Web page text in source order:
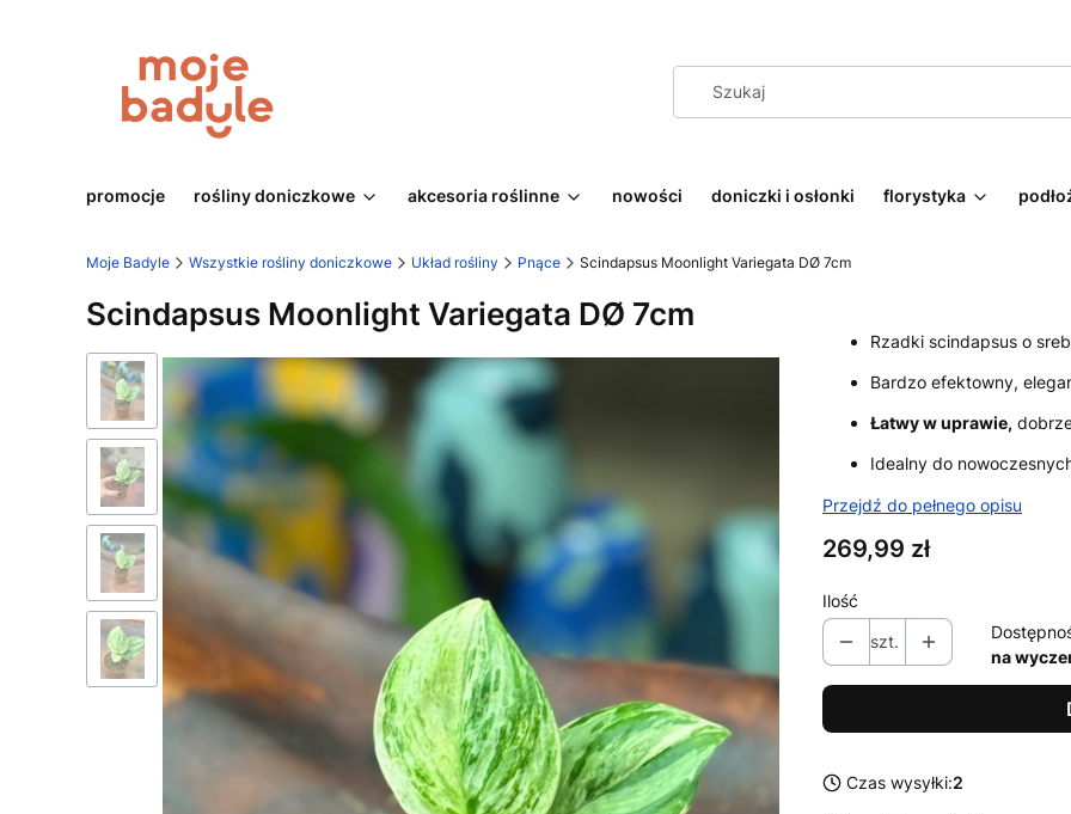
promocje rośliny doniczkowe akcesoria roślinne nowości doniczki i osłonki florystyka
Moje Badyle Wszystkie rośliny doniczkowe Układ rośliny Pnące Scindapsus Moonlight Variegata DØ 7cm
Scindapsus Moonlight Variegata DØ 7cm
Rzadki scindapsus o
Bardzo efektowny,
Łatwy w uprawie,
Idealny do
Przejdź do pełnego opisu
Cena
269,99 zł
Ilość
szt.
na
Czas wysyłki:2